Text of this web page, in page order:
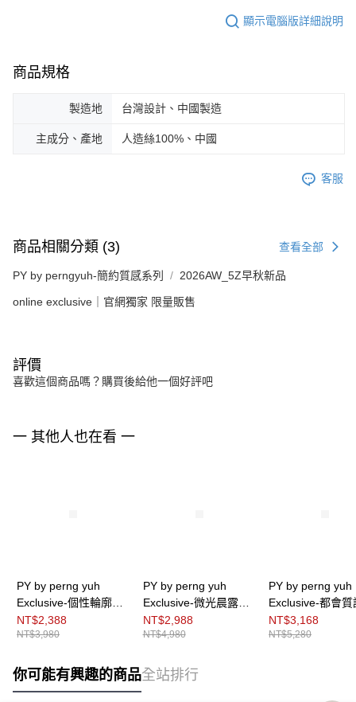
顯示電腦版詳細說明
商品規格
製造地 台灣設計、中國製造
主成分、產地 人造絲100%、中國
客服
商品相關分類 (3) 查看全部
PY by perngyuh-簡約質感系列 2026AW_5Z早秋新品
online exclusive｜官網獨家 限量販售
評價
喜歡這個商品嗎？購買後給他一個好評吧
一 其他人也在看 一
PY by perng yuh
Exclusive-個性輪廓側
開衩針織背心
NT$2,388
NT$3,980
PY by perng yuh
Exclusive-微光晨露結
刺繡引塔夏針織衫
NT$2,988
NT$4,980
PY by perng yuh
Exclusive-都會質
飾針織外套
NT$3,168
NT$5,280
你可能有興趣的商品全站排行